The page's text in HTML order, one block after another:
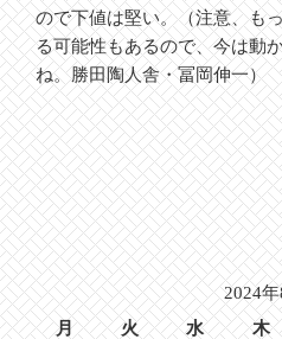
ので下値は堅い。（注意、も
る可能性もあるので、今は動
ね。勝田陶人舎・冨岡伸一）
2024
月
火 水 木